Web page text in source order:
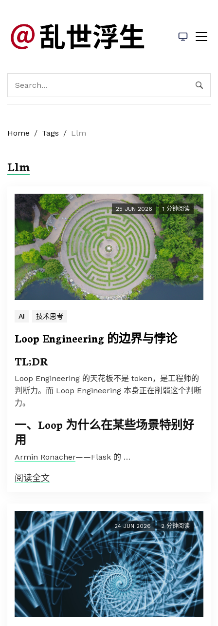
Home / Tags / Llm
Llm
25 JUN 2026 1 分钟阅读
AI 技术思考
Loop Engineering 的边界与悖论
TL;DR
Loop Engineering 的天花板不是 token，是工程师的
判断力。而 Loop Engineering 本身正在削弱这个判断
力。
一、Loop 为什么在某些场景特别好
用
Armin Ronacher——Flask 的 …
阅读全文
24 JUN 2026 2 分钟阅读